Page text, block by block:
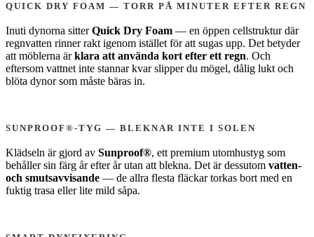
QUICK DRY FOAM — TORR PÅ MINUTER EFTER REGN
Inuti dynorna sitterQuick Dry Foam — en öppen cellstruktur där
regnvatten rinner rakt igenom istället för att sugas upp. Det betyder
att möblerna ärklara att använda kort efter ett regn. Och
eftersom vattnet inte stannar kvar slipper du mögel, dålig lukt och
blöta dynor som måste bäras in.
SUNPROOF®-TYG — BLEKNAR INTE I SOLEN
Klädseln är gjord av Sunproof®, ett premium utomhustyg som
behåller sin färg år efter år utan att blekna. Det är dessutom vatten-
och smutsavvisande — de allra flesta fläckar torkas bort med en
fuktig trasa eller lite mild såpa.